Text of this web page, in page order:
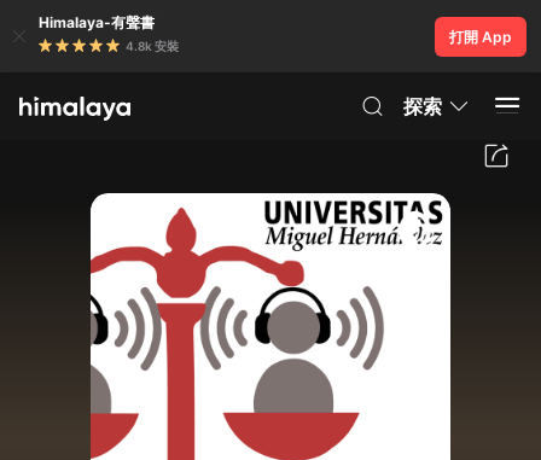
Himalaya-有聲書
4.8k 安裝
打開 App
探索